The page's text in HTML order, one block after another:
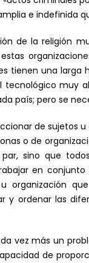
e indefinida
de la religión
tienen una
muy
país; pero se
de sujetos
o de
sino que
en
organización
y ordenar las
vez más un
de